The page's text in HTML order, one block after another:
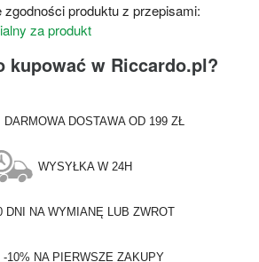
produktu z przepisami:
za produkt
kupować w Riccardo.pl?
DARMOWA DOSTAWA OD 199 ZŁ
WYSYŁKA W 24H
DNI NA WYMIANĘ LUB ZWROT
-10% NA PIERWSZE ZAKUPY